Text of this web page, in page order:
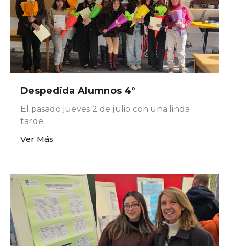
Despedida Alumnos 4°
El pasado jueves 2 de julio con una linda
tarde
Ver Más